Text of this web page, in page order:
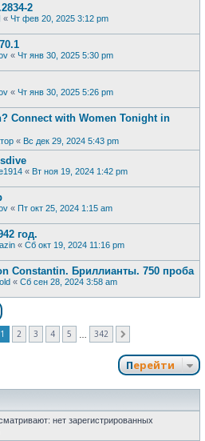
2
« Чт фев 20, 2025 3:12 pm
« Чт янв 30, 2025 5:30 pm
« Чт янв 30, 2025 5:26 pm
Connect with Women Tonight in
« Вс дек 29, 2024 5:43 pm
« Вт ноя 19, 2024 1:42 pm
« Пт окт 25, 2024 1:15 am
год.
« Сб окт 19, 2024 11:16 pm
Constantin. Бриллианты. 750 проба
« Сб сен 28, 2024 3:58 am
из 342
1 2 3 4 5 342
Перейти
нет зарегистрированных